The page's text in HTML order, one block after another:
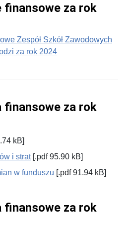
finansowe za rok
Zespół Szkół Zawodowych
za rok 2024
finansowe za rok
kB]
i strat[.pdf 95.90 kB]
w funduszu [.pdf 91.94 kB]
finansowe za rok